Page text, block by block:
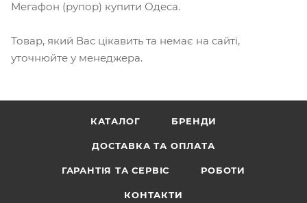
Мегафон (рупор) купити Одеса.
Товар, який Вас цікавить та немає на сайті,
уточнюйте у менеджера.
КАТАЛОГ БРЕНДИ
ДОСТАВКА ТА ОПЛАТА
ГАРАНТІЯ ТА СЕРВІС РОБОТИ
КОНТАКТИ